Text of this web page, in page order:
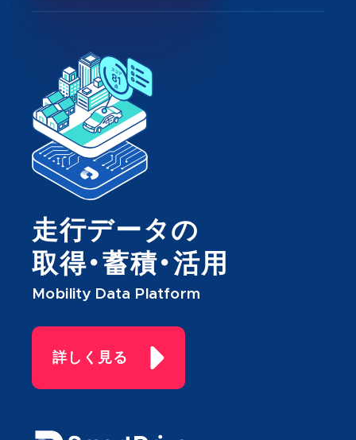
走行データの
取得・蓄積・活用
Mobility Data Platform
詳しく見る